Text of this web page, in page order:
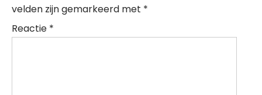
velden zijn gemarkeerd met *
Reactie *